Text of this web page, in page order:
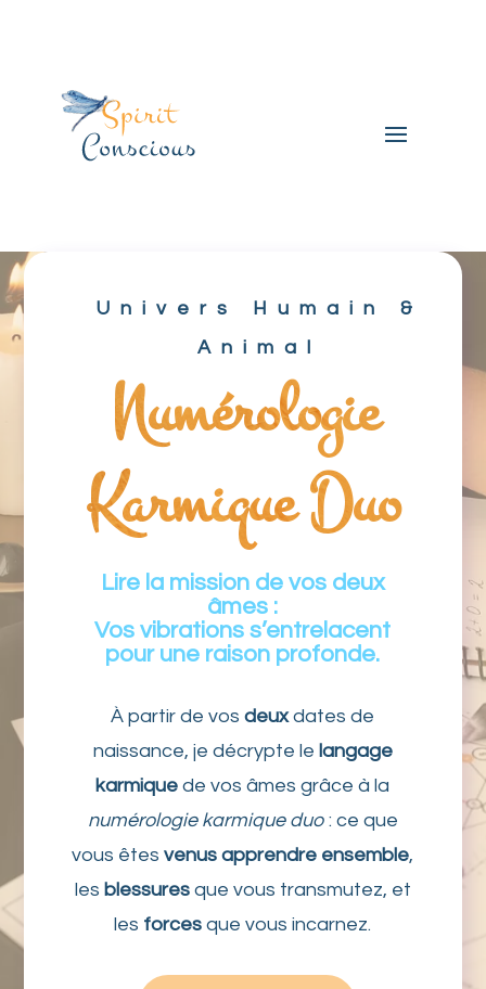
Univers Humain &
Animal
Numérologie
Karmique Duo
Lire la mission de vos deux
âmes :
Vos vibrations s’entrelacent
pour une raison profonde.
À partir de vosdeuxdates de
naissance, je décrypte le langage
karmique de vos âmes grâce à la
numérologie karmique duo : ce que
vous êtesvenus apprendre ensemble,
les blessuresque vous transmutez, et
les forces que vous incarnez.